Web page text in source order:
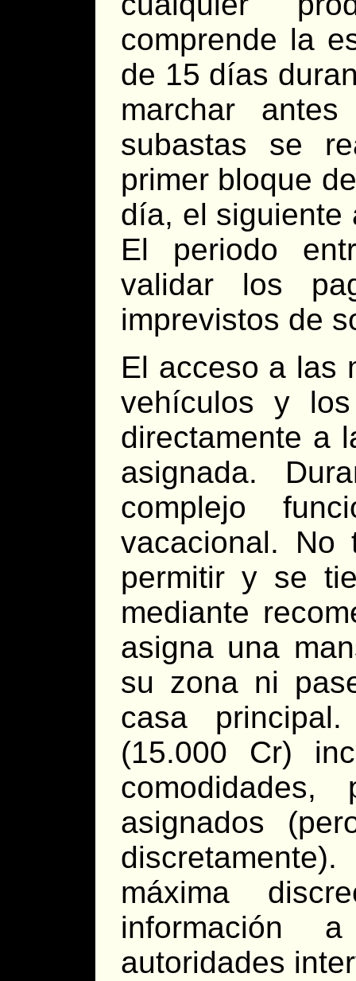
comprende la
de 15 días
marchar
subastas se
primer bloque
día, el siguiente
El periodo
validar los
imprevistos de
El acceso a las
vehículos y
directamente a
asignada.
complejo
vacacional.
permitir y se
mediante
asigna una
su zona ni
casa
(15.000 Cr)
asignados
máxima
información
autoridades